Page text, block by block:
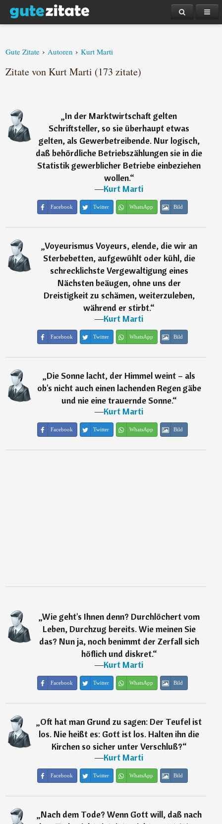
Gute Zitate › Autoren › Kurt Marti
Zitate von Kurt Marti (173 zitate)
„In der Marktwirtschaft gelten
Schriftsteller, so sie überhaupt etwas
gelten, als Gewerbetreibende. Nur logisch,
daß behördliche Betriebszählungen sie in die
Statistik gewerblicher Betriebe einbeziehen
wollen.“
―Kurt Marti
Facebook Twitter WhatsApp Bild
„Voyeurismus Voyeurs, elende, die wir an
Sterbebetten, aufgewühlt oder kühl, die
schrecklichste Vergewaltigung eines
Nächsten beäugen, ohne uns der
Dreistigkeit zu schämen, weiterzuleben,
während er stirbt.“
―Kurt Marti
Facebook Twitter WhatsApp Bild
„Die Sonne lacht, der Himmel weint – als
ob's nicht auch einen lachenden Regen gäbe
und nie eine trauernde Sonne.“
―Kurt Marti
Facebook Twitter WhatsApp Bild
„Wie geht's Ihnen denn? Durchlöchert vom
Leben, Durchzug bereits. Wie meinen Sie
das? Nun ja, noch benimmt der Zerfall sich
höflich und diskret.“
―Kurt Marti
Facebook Twitter WhatsApp Bild
„Oft hat man Grund zu sagen: Der Teufel ist
los. Nie heißt es: Gott ist los. Halten ihn die
Kirchen so sicher unter Verschluß?“
―Kurt Marti
Facebook Twitter WhatsApp Bild
„Nach dem Tode? Wenn Gott will, daß nach